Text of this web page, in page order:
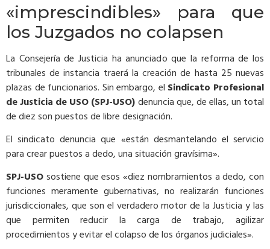
«imprescindibles» para que
los Juzgados no colapsen
La Consejería de Justicia ha anunciado que la reforma de los
tribunales de instancia traerá la creación de hasta 25 nuevas
plazas de funcionarios. Sin embargo, el Sindicato Profesional
de Justicia de USO (SPJ-USO)denuncia que, de ellas, un total
de diez son puestos de libre designación.
El sindicato denuncia que «están desmantelando el servicio
para crear puestos a dedo, una situación gravísima».
SPJ-USOsostiene que esos «diez nombramientos a dedo, con
funciones meramente gubernativas, no realizarán funciones
jurisdiccionales, que son el verdadero motor de la Justicia y las
que permiten reducir la carga de trabajo, agilizar
procedimientos y evitar el colapso de los órganos judiciales».